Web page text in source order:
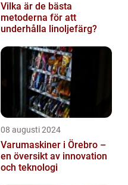
Vilka är de bästa
metoderna för att
underhålla linoljefärg?
08 augusti 2024
Varumaskiner i Örebro –
en översikt av innovation
och teknologi